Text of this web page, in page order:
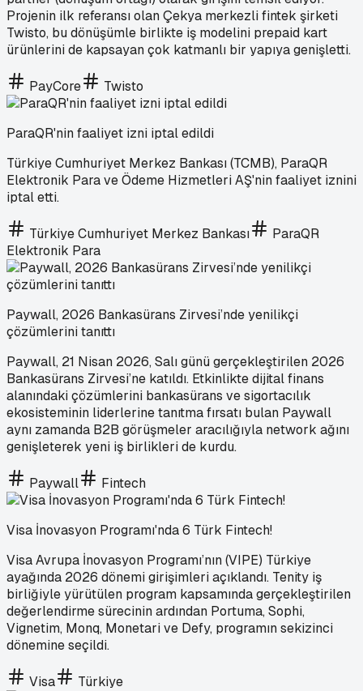
Projenin ilk referansı olan Çekya merkezli fintek şirketi
Twisto, bu dönüşümle birlikte iş modelini prepaid kart
ürünlerini de kapsayan çok katmanlı bir yapıya genişletti.
PayCore Twisto
ParaQR'nin faaliyet izni iptal edildi
Türkiye Cumhuriyet Merkez Bankası (TCMB), ParaQR
Elektronik Para ve Ödeme Hizmetleri AŞ'nin faaliyet iznini
iptal etti.
Türkiye Cumhuriyet Merkez Bankası
ParaQR
Elektronik Para
Paywall, 2026 Bankasürans Zirvesi’nde yenilikçi
çözümlerini tanıttı
Paywall, 21 Nisan 2026, Salı günü gerçekleştirilen 2026
Bankasürans Zirvesi’ne katıldı. Etkinlikte dijital finans
alanındaki çözümlerini bankasürans ve sigortacılık
ekosisteminin liderlerine tanıtma fırsatı bulan Paywall
aynı zamanda B2B görüşmeler aracılığıyla network ağını
genişleterek yeni iş birlikleri de kurdu.
Paywall Fintech
Visa İnovasyon Programı'nda 6 Türk Fintech!
Visa Avrupa İnovasyon Programı’nın (VIPE) Türkiye
ayağında 2026 dönemi girişimleri açıklandı. Tenity iş
birliğiyle yürütülen program kapsamında gerçekleştirilen
değerlendirme sürecinin ardından Portuma, Sophi,
Vignetim, Monq, Monetari ve Defy, programın sekizinci
dönemine seçildi.
Visa Türkiye